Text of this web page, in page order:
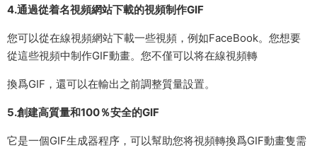
4.通過從着名視頻網站下載的視頻制作GIF
您可以從在線視頻網站下載一些視頻，例如FaceBook。您想要
從這些視頻中制作GIF動畫。您不僅可以将在線視頻轉
換爲GIF，還可以在輸出之前調整質量設置。
5.創建高質量和100％安全的GIF
它是一個GIF生成器程序，可以幫助您将視頻轉換爲GIF動畫隻需